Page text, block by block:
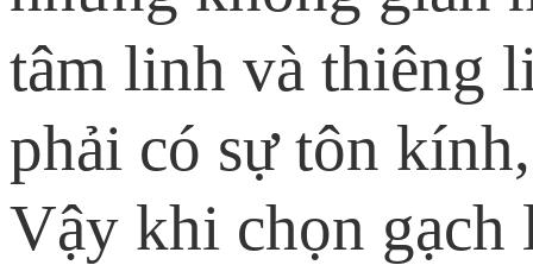
tâm linh và thiêng
phải có sự tôn
Vậy khi chọn gạch